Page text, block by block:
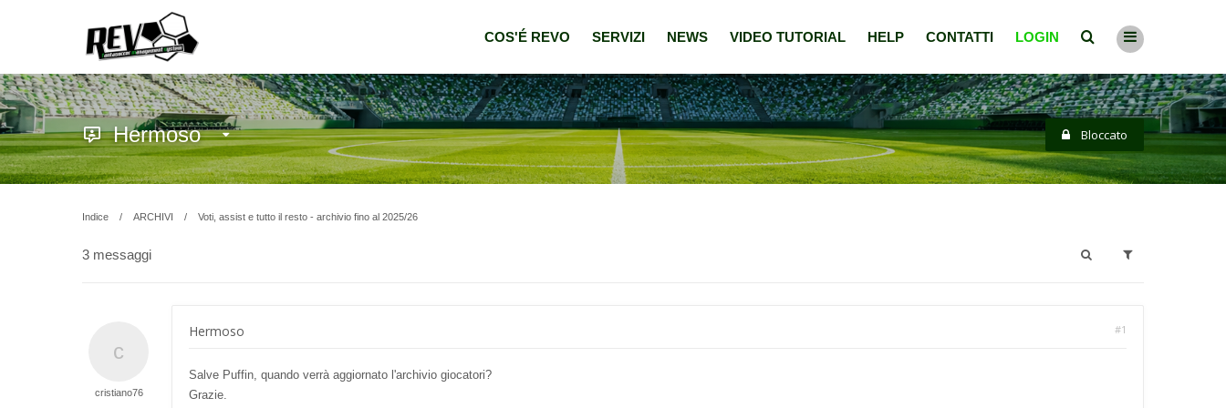
COS'É REVO SERVIZI NEWS VIDEO TUTORIAL HELP CONTATTI LOGIN
Hermoso Bloccato
Indice ARCHIVI Voti, assist e tutto il resto - archivio fino al 2025/26
3 messaggi
cristiano76
Hermoso #1
Salve Puffin, quando verrà aggiornato l'archivio giocatori?
Grazie.